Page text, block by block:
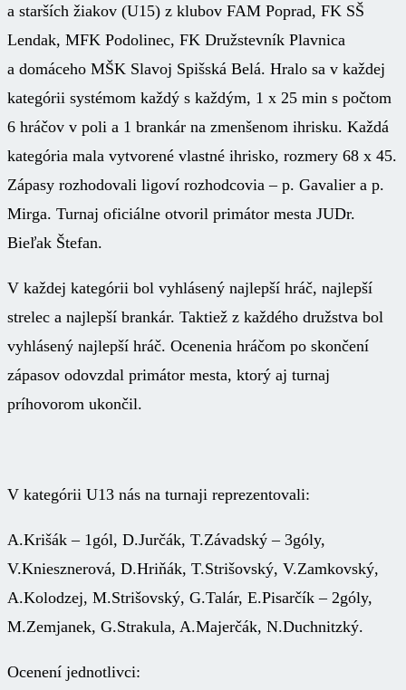
a starších žiakov (U15) z klubov FAM Poprad, FK SŠ
Lendak, MFK Podolinec, FK Družstevník Plavnica
a domáceho MŠK Slavoj Spišská Belá. Hralo sa v každej
kategórii systémom každý s každým, 1 x 25 min s počtom
6 hráčov v poli a 1 brankár na zmenšenom ihrisku. Každá
kategória mala vytvorené vlastné ihrisko, rozmery 68 x 45.
Zápasy rozhodovali ligoví rozhodcovia – p. Gavalier a p.
Mirga. Turnaj oficiálne otvoril primátor mesta JUDr.
Bieľak Štefan.
V každej kategórii bol vyhlásený najlepší hráč, najlepší
strelec a najlepší brankár. Taktiež z každého družstva bol
vyhlásený najlepší hráč. Ocenenia hráčom po skončení
zápasov odovzdal primátor mesta, ktorý aj turnaj
príhovorom ukončil.
V kategórii U13 nás na turnaji reprezentovali:
A.Krišák – 1gól, D.Jurčák, T.Závadský – 3góly,
V.Kniesznerová, D.Hriňák, T.Strišovský, V.Zamkovský,
A.Kolodzej, M.Strišovský, G.Talár, E.Pisarčík – 2góly,
M.Zemjanek, G.Strakula, A.Majerčák, N.Duchnitzký.
Ocenení jednotlivci: